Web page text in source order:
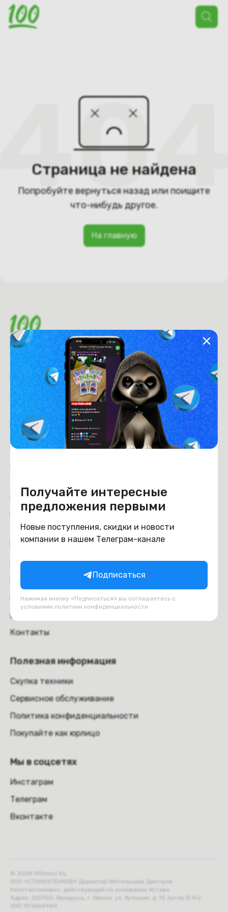
Поиск
товаров
Получайте интересные
предложения первыми
Новые поступления, скидки и новости
компании в нашем Телеграм-канале
Подписаться
Нажимая кнопку «Подписаться» вы соглашаетесь с
условиями политики конфиденциальности
Страница не найдена
Попробуйте вернуться назад или поищите
что-нибудь другое.
На главную
Время работы с 9:00 до 21:00
г. Минск, пр-т. Независимости, д.94
Рейтинг магазина:
4.6 из 5
Покупателям
Оплата
Отзывы
Обмен и возврат
Компания
О компании
Оферта
Блог
Контакты
Полезная информация
Скупка техники
Сервисное обслуживание
Политика конфиденциальности
Покупайте как юрлицо
Мы в соцсетях
Инстаграм
Телеграм
Вконтакте
ООО «СТОНОУТБУКОВ» Директор Метельский Дмитрий
Константинович, действующий на основании Устава.
Адрес: 220100, Беларусь, г. Минск, ул. Кульман, д. 15 литер Б 9/к.